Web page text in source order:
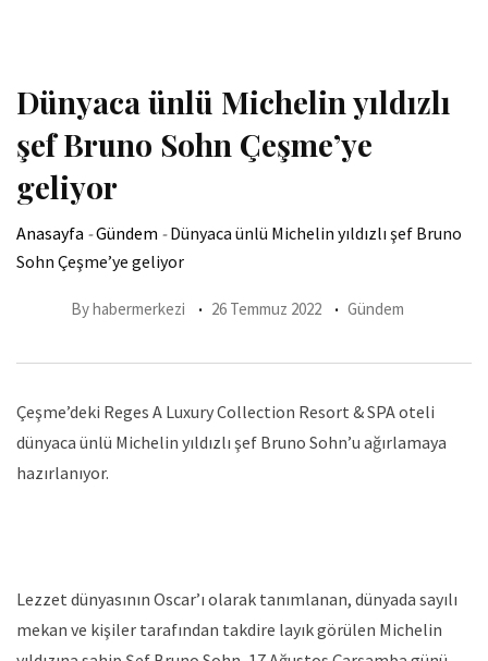
Dünyaca ünlü Michelin yıldızlı
şef Bruno Sohn Çeşme’ye
geliyor
Anasayfa -Gündem -Dünyaca ünlü Michelin yıldızlı şef Bruno
Sohn Çeşme’ye geliyor
Byhabermerkezi 26 Temmuz 2022 Gündem
Çeşme’deki Reges A Luxury Collection Resort & SPA oteli
dünyaca ünlü Michelin yıldızlı şef Bruno Sohn’u ağırlamaya
hazırlanıyor.
Lezzet dünyasının Oscar’ı olarak tanımlanan, dünyada sayılı
mekan ve kişiler tarafından takdire layık görülen Michelin